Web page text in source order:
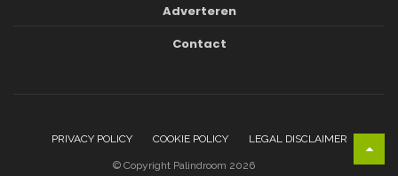
Adverteren
Contact
PRIVACY POLICY COOKIE POLICY LEGAL DISCLAIMER
© Copyright Palindroom 2026